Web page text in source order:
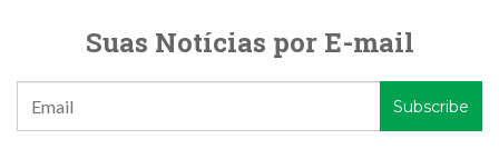
Suas Notícias por E-mail